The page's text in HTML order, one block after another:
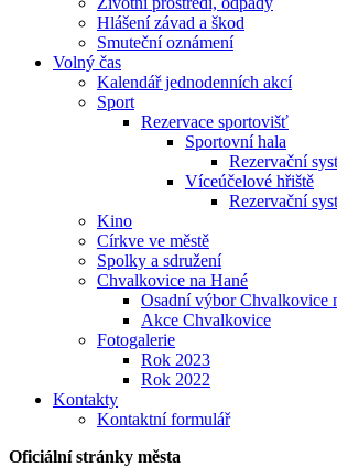
Hlášení závad a škod
Smuteční oznámení
Volný čas
Kalendář jednodenních akcí
Sport
Rezervace sportovišť
Sportovní hala
Rezervační
Víceúčelové hřiště
Rezervační
Kino
Církve ve městě
Spolky a sdružení
Chvalkovice na Hané
Osadní výbor Chvalkovice
Akce Chvalkovice
Fotogalerie
Rok 2023
Rok 2022
Kontakty
Kontaktní formulář
Oficiální stránky města